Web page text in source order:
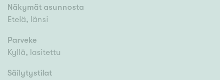
Näkymät asunnosta
Etelä, länsi
Parveke
Kyllä, lasitettu
Säilytystilat